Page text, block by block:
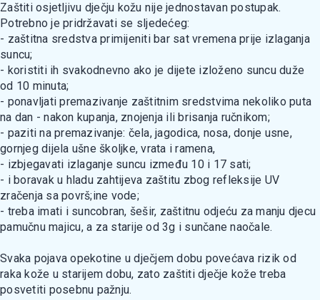
Zaštiti osjetljivu dječju kožu nije jednostavan postupak.
Potrebno je pridržavati se sljedećeg:
- zaštitna sredstva primijeniti bar sat vremena prije izlaganja
suncu;
- koristiti ih svakodnevno ako je dijete izloženo suncu duže
od 10 minuta;
- ponavljati premazivanje zaštitnim sredstvima nekoliko puta
na dan - nakon kupanja, znojenja ili brisanja ručnikom;
- paziti na premazivanje: čela, jagodica, nosa, donje usne,
gornjeg dijela ušne školjke, vrata i ramena,
- izbjegavati izlaganje suncu između 10 i 17 sati;
- i boravak u hladu zahtijeva zaštitu zbog refleksije UV
zračenja sa površ;ine vode;
- treba imati i suncobran, šešir, zaštitnu odjeću za manju djecu
pamučnu majicu, a za starije od 3g i sunčane naočale.
Svaka pojava opekotine u dječjem dobu povećava rizik od
raka kože u starijem dobu, zato zaštiti dječje kože treba
posvetiti posebnu pažnju.